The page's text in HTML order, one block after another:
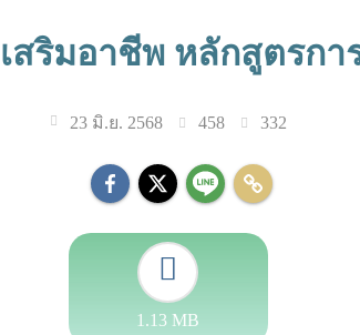
สริมอาชีพ หลักสูตรก
23 มิ.ย. 2568 458 332
1.13 MB